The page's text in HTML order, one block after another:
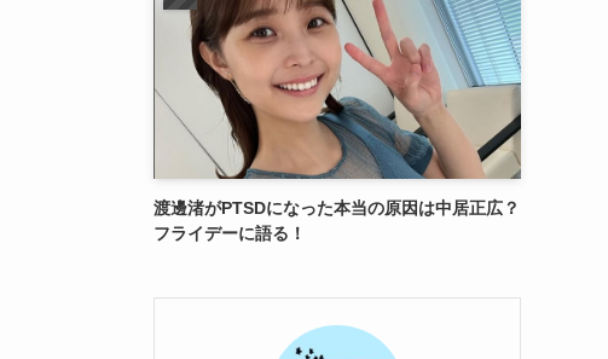
渡邊渚がPTSDになった本当の原因は中居正広？
フライデーに語る！